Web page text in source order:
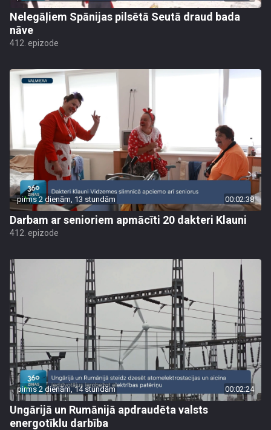
Nelegāļiem Spānijas pilsētā Seutā draud bada
nāve
412. epizode
pirms 2 dienām, 13 stundām 00:02:38
Darbam ar senioriem apmācīti 20 dakteri Klauni
412. epizode
pirms 2 dienām, 14 stundām 00:02:24
Ungārijā un Rumānijā apdraudēta valsts
energotīklu darbība